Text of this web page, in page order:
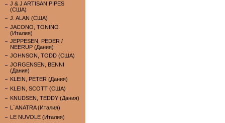
J & J ARTISAN PIPES
(США)
J. ALAN (США)
JACONO, TONINO
(Италия)
JEPPESEN, PEDER /
NEERUP (Дания)
JOHNSON, TODD (США)
JORGENSEN, BENNI
(Дания)
KLEIN, PETER (Дания)
KLEIN, SCOTT (США)
KNUDSEN, TEDDY (Дания)
L`ANATRA (Италия)
LE NUVOLE (Италия)